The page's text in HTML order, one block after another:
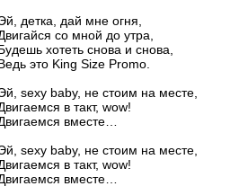
детка, дай мне огня,
со мной до утра,
хотеть снова и снова,
это King Size Promo.
sexy baby, не стоим на месте,
в такт, wow!
вместе…
sexy baby, не стоим на месте,
в такт, wow!
вместе…